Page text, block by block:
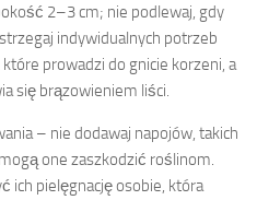
2–3 cm; nie podlewaj, gdy
indywidualnych potrzeb
prowadzi do gnicie korzeni, a
się brązowieniem liści.
– nie dodawaj napojów, takich
one zaszkodzić roślinom.
ich pielęgnację osobie, która